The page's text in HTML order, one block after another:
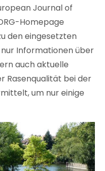
Journal of
Homepage
den eingesetzten
Informationen über
auch aktuelle
Rasenqualität bei der
um nur einige